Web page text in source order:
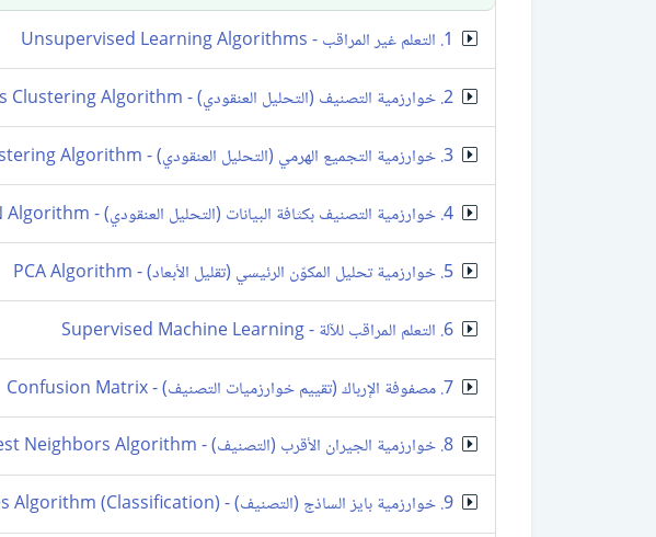
1. التعلم غير المراقب - Unsupervised Learning Algorithms
2. خوارزمية التصنيف (التحليل العنقودي) - K-Means Clustering Algorithm
3. خوارزمية التجميع الهرمي (التحليل العنقودي) - Hierarchical Clustering Algorithm
4. خوارزمية التصنيف بكثافة البيانات (التحليل العنقودي) - DBSCAN Algorithm
5. خوارزمية تحليل المكوّن الرئيسي (تقليل الأبعاد) - PCA Algorithm
6. التعلم المراقب للآلة - Supervised Machine Learning
7. مصفوفة الإرباك (تقييم خوارزميات التصنيف) - Confusion Matrix
8. خوارزمية الجيران الأقرب (التصنيف) - K-Nearest Neighbors Algorithm
9. خوارزمية بايز الساذج (التصنيف) - Naïve Bayes Algorithm (Classification)